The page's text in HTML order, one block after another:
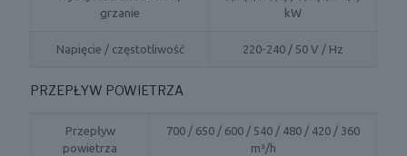
grzanie
kW
Napięcie / częstotliwość 220-240 / 50 V / Hz
PRZEPŁYW POWIETRZA
Przepływ
powietrza
700 / 650 / 600 / 540 / 480 / 420 / 360
m³/h